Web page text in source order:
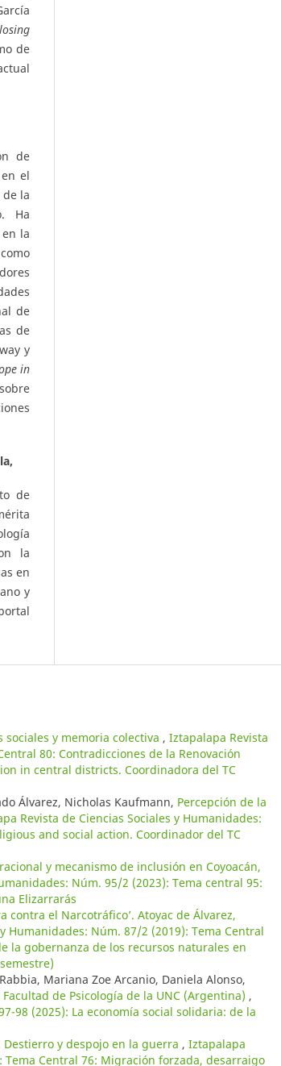
de
de
el
la
Ha
la
de
de
y
in
de
la
en
y
y memoria colectiva , Iztapalapa Revista
80: Contradicciones de la Renovación
in central districts. Coordinadora del TC
Álvarez, Nicholas Kaufmann, Percepción de la
Revista de Ciencias Sociales y Humanidades:
and social action. Coordinador del TC
y mecanismo de inclusión en Coyoacán,
Núm. 95/2 (2023): Tema central 95:
Elizarrarás
contra el Narcotráfico’. Atoyac de Álvarez,
Humanidades: Núm. 87/2 (2019): Tema Central
la gobernanza de los recursos naturales en
Mariana Zoe Arcanio, Daniela Alonso,
de Psicología de la UNC (Argentina) ,
98 (2025): La economía social solidaria: de la
y despojo en la guerra , Iztapalapa
Tema Central 76: Migración forzada, desarraigo